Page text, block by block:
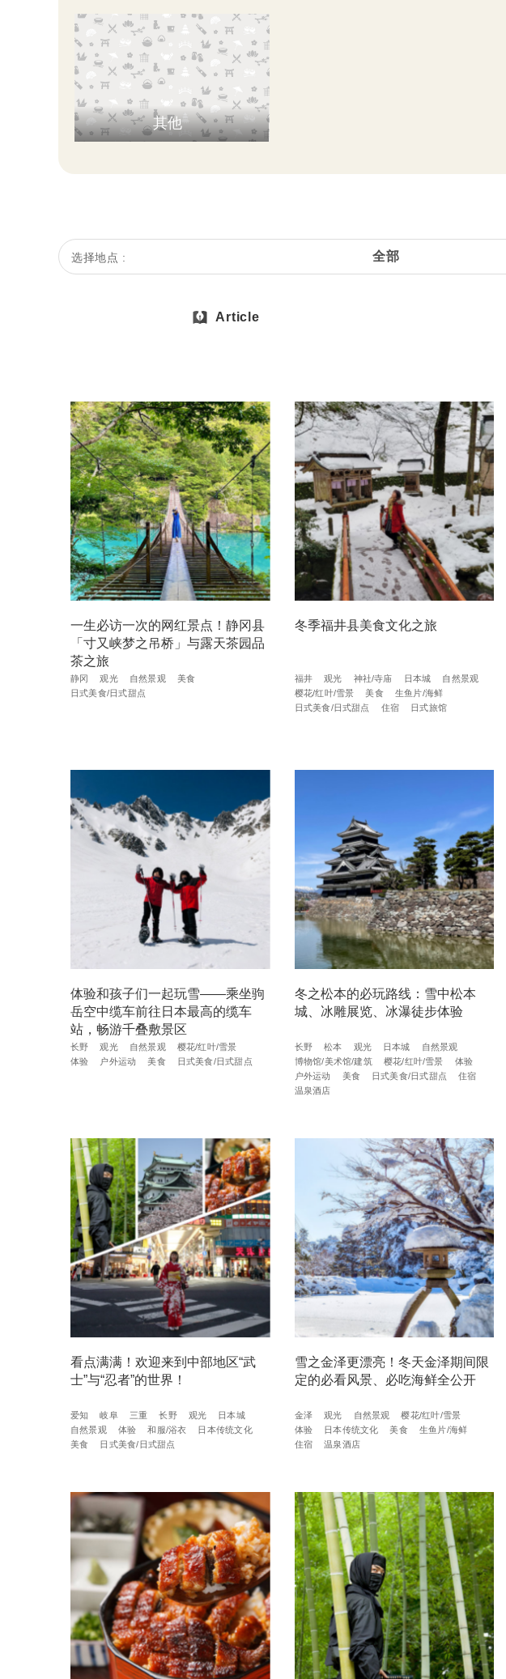
其他
选择地点 : 全部
Article
一生必访一次的网红景点！静冈县
「寸又峡梦之吊桥」与露天茶园品
茶之旅
静冈 观光 自然景观
美食
日式美食/日式甜点
冬季福井县美食文化之旅
福井 观光 神社/寺庙 日本城
自然景观
樱花/红叶/雪景
美食
生鱼片/海鲜
日式美食/日式甜点
住宿 日式旅馆
体验和孩子们一起玩雪——乘坐驹
岳空中缆车前往日本最高的缆车
站，畅游千叠敷景区
长野 观光 自然景观
樱花/红叶/雪景
体验
户外运动 美食 日式美食/日式甜点
冬之松本的必玩路线：雪中松本
城、冰雕展览、冰瀑徒步体验
长野 松本 观光 日本城
自然景观
博物馆/美术馆/建筑
樱花/红叶/雪景
体验
户外运动
美食 日式美食/日式甜点
住宿
温泉酒店
看点满满！欢迎来到中部地区“武
士”与“忍者”的世界！
爱知 岐阜 三重 长野 观光
日本城
自然景观
体验 和服/浴衣
日本传统文化
美食
日式美食/日式甜点
雪之金泽更漂亮！冬天金泽期间限
定的必看风景、必吃海鲜全公开
金泽 观光 自然景观
樱花/红叶/雪景
体验
日本传统文化 美食
生鱼片/海鲜
住宿
温泉酒店